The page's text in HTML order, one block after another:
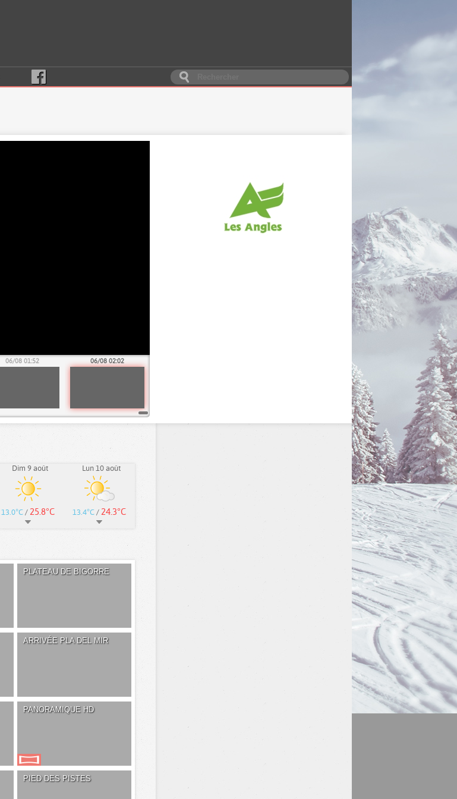
06/08 01:52 06/08 02:02
Dim 9 août
13.0°C / 25.8°C
Lun 10 août
13.4°C / 24.3°C
PLATEAU DE BIGORRE
ARRIVÉE PLA DEL MIR
PANORAMIQUE HD
PIED DES PISTES